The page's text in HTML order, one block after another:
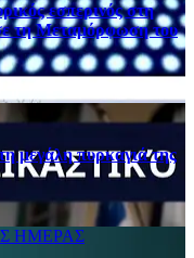
εσπερινός στη
τη Μεταμόρφωση του
μεγάλη πυρκαγιά της
ΗΜΕΡΑΣ